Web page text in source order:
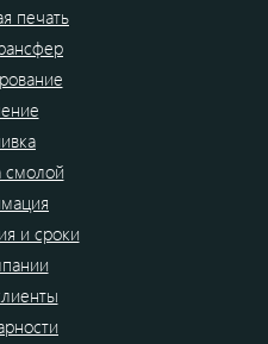
печать
смолой
и сроки